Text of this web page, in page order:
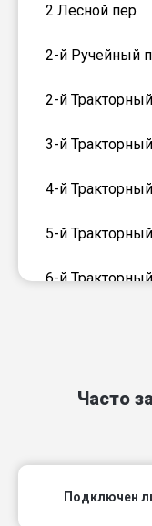
2 Лесной пер
2-й Ручейный
2-й
3-й
4-й
5-й
6-й
Базарная пл
Часто
Подключен